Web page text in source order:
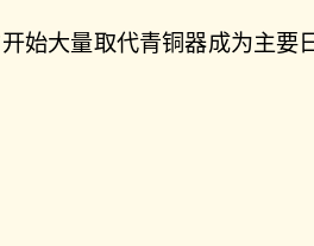
始大量取代青铜器成为主要